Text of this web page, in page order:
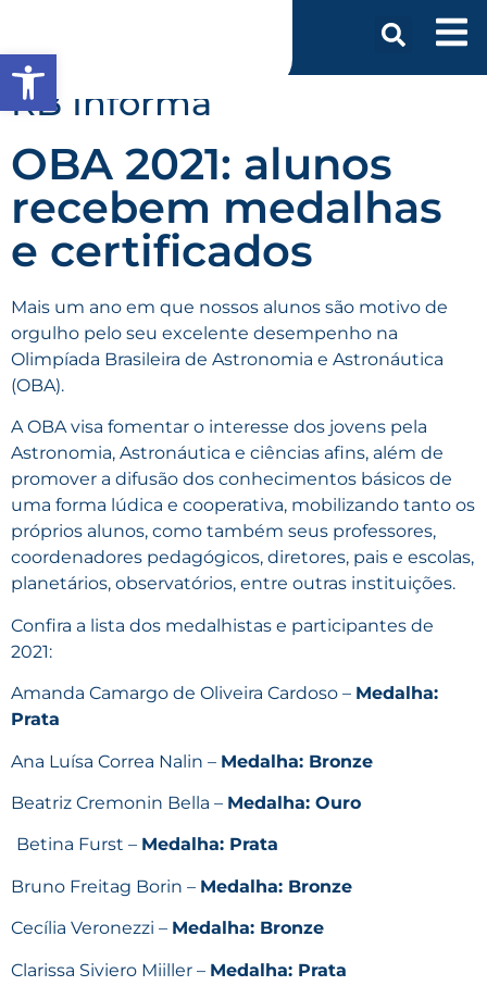
RB Informa
OBA 2021: alunos
recebem medalhas
e certificados
Mais um ano em que nossos alunos são motivo de
orgulho pelo seu excelente desempenho na
Olimpíada Brasileira de Astronomia e Astronáutica
(OBA).
A OBA visa fomentar o interesse dos jovens pela
Astronomia, Astronáutica e ciências afins, além de
promover a difusão dos conhecimentos básicos de
uma forma lúdica e cooperativa, mobilizando tanto os
próprios alunos, como também seus professores,
coordenadores pedagógicos, diretores, pais e escolas,
planetários, observatórios, entre outras instituições.
Confira a lista dos medalhistas e participantes de
2021:
Amanda Camargo de Oliveira Cardoso – Medalha:
Prata
Ana Luísa Correa Nalin – Medalha: Bronze
Beatriz Cremonin Bella – Medalha: Ouro
Betina Furst – Medalha: Prata
Bruno Freitag Borin – Medalha: Bronze
Cecília Veronezzi – Medalha: Bronze
Clarissa Siviero Miiller – Medalha: Prata
Abrir a barra de ferramentas